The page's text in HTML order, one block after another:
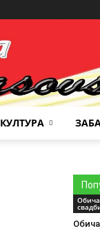
КУЛТУРА